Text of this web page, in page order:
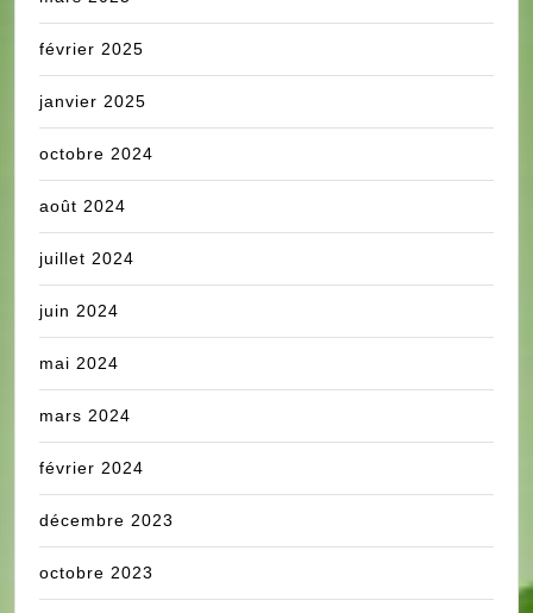
février 2025
janvier 2025
octobre 2024
août 2024
juillet 2024
juin 2024
mai 2024
mars 2024
février 2024
décembre 2023
octobre 2023